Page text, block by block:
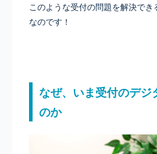
このような受付の問題を解決で
なのです！
なぜ、いま受付のデジ
のか